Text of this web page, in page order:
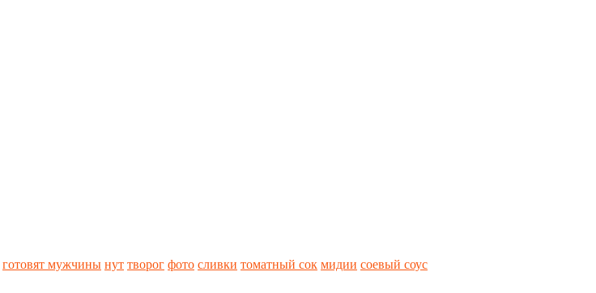
готовят мужчины нут творог фото сливки томатный сок мидии соевый соус